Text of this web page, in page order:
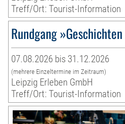
Treff/Ort: Tourist-Information
Rundgang
07.08.2026 bis 31.12.2026
(mehrere Einzeltermine im Zeitraum)
Leipzig Erleben GmbH
Treff/Ort: Tourist-Information